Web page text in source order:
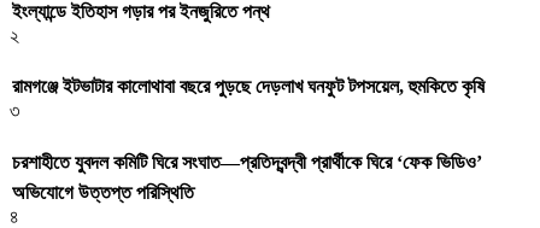
ইংল্যান্ডে ইতিহাস গড়ার পর ইনজুরিতে পন্থ
২
রামগঞ্জে ইটভাটার কালোথাবা বছরে পুড়ছে দেড়লাখ ঘনফুট টপসয়েল, হুমকিতে কৃষি
৩
চরশাহীতে যুবদল কমিটি ঘিরে সংঘাত—প্রতিদ্বন্দ্বী প্রার্থীকে ঘিরে ‘ফেক ভিডিও’
অভিযোগে উত্তপ্ত পরিস্থিতি
৪